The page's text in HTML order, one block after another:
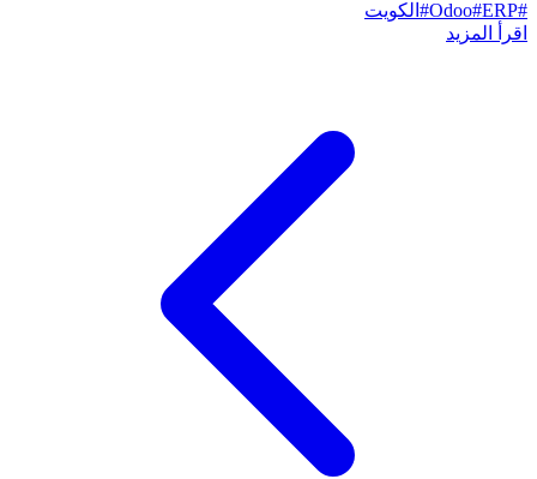
#
Odoo#ERP
# الكويت
اقرأ المزيد